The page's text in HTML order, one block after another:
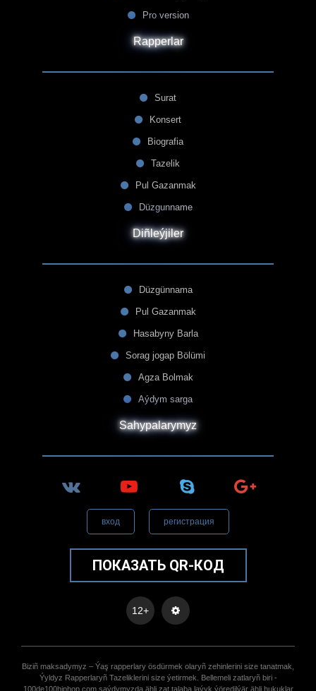
Pro version
Rapperlar
Surat
Konsert
Biografia
Tazelik
Pul Gazanmak
Düzgunname
Diñleýjiler
Düzgünnama
Pul Gazanmak
Hasabyny Barla
Sorag jogap Bölümi
Agza Bolmak
Aýdym sarga
Sahypalarymyz
вход регистрация
ПОКАЗАТЬ QR-КОД
12+
Biziñ maksadymyz – Ýaş rapperlary ösdürmek olaryñ zehinlerini size tanatmak,
Ýyldyz Rapperlaryñ Tazeliklerini size ýetirmek. Bellemeli zatlaryñ biri -
100de100hiphop.com saýdymyzda ähli zat talaba laýyk ýöredilýär ähli hukuklar